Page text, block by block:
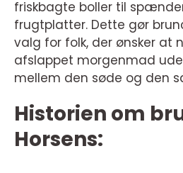
friskbagte boller til
frugtplatter. Dette gør
valg for folk, der ønsker at
afslappet morgenmad
mellem den søde og den
Historien om
Horsens: